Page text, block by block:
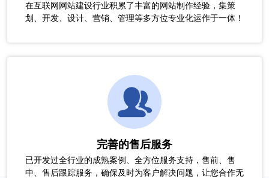
在互联网网站建设行业积累了丰富的网站制作经验，集策
划、开发、设计、营销、管理等多方位专业化运作于一体！
完善的售后服务
已开发过全行业的成熟案例、全方位服务支持，售前、售
中、售后跟踪服务，确保及时为客户解决问题，让您合作无